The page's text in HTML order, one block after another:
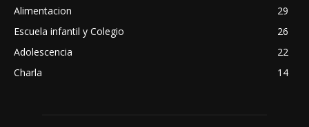
Alimentacion
29
Escuela infantil y Colegio
26
Adolescencia
22
Charla
14